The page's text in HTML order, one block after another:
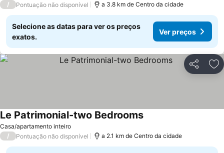
/ Pontuação não disponível a 3.8 km de Centro da cidade
Selecione as datas para ver os preços
exatos.
Ver preços
Partilhar
Casa/apartamento inteiro
Le Patrimonial-two Bedrooms
/ Pontuação não disponível a 2.1 km de Centro da cidade